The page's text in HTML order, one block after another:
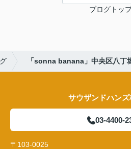
ブログトッ
「sonna banana」中央区八丁
サウザンドハン
03-4400-
〒103-0025